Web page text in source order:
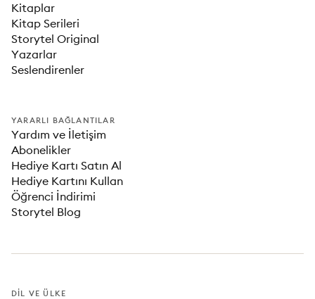
Kitaplar
Kitap Serileri
Storytel Original
Yazarlar
Seslendirenler
YARARLI BAĞLANTILAR
Yardım ve İletişim
Abonelikler
Hediye Kartı Satın Al
Hediye Kartını Kullan
Öğrenci İndirimi
Storytel Blog
DIL VE ÜLKE